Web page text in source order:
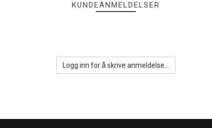
KUNDEANMELDELSER
Logg inn for å skrive anmeldelse...